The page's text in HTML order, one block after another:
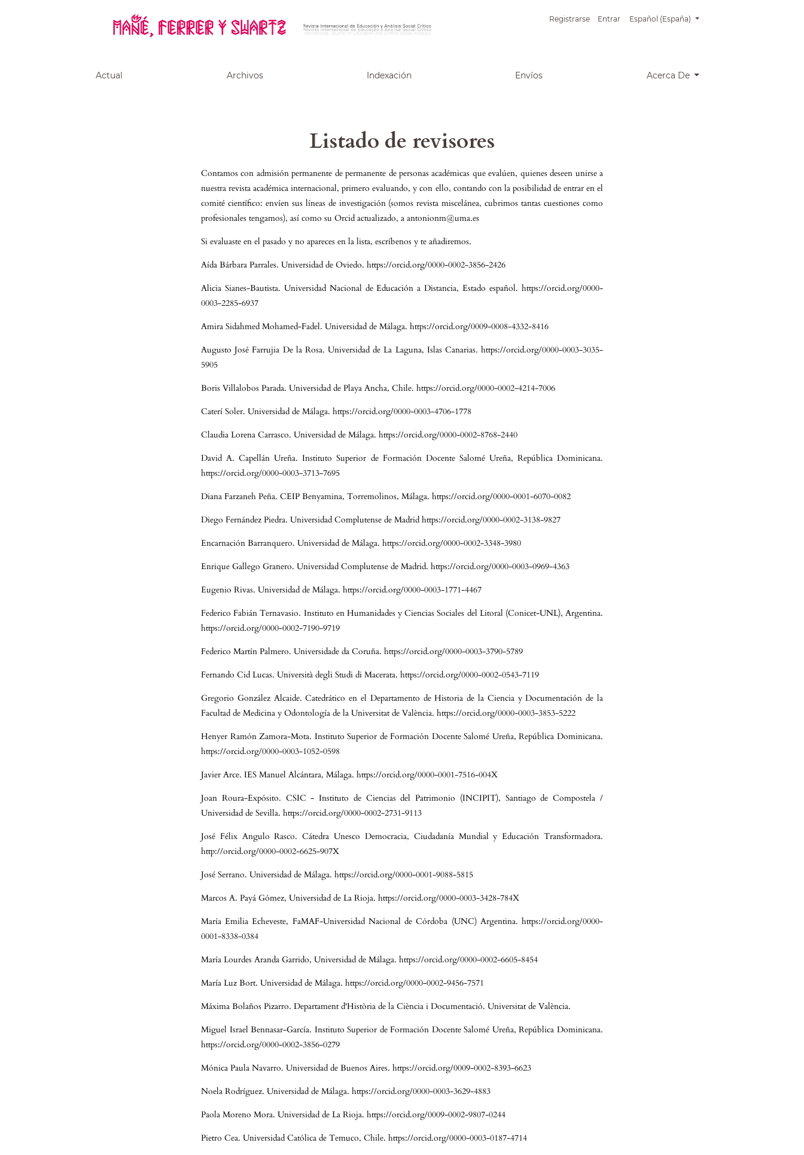
Registrarse Entrar Español (España)
Actual Archivos Indexación Envíos Acerca De
Listado de revisores
Contamos con admisión permanente de permanente de personas académicas que evalúen, quienes deseen unirse a
nuestra revista académica internacional, primero evaluando, y con ello, contando con la posibilidad de entrar en el
comité científico: envíen sus líneas de investigación (somos revista miscelánea, cubrimos tantas cuestiones como
profesionales tengamos), así como su Orcid actualizado, a antonionm@uma.es
Si evaluaste en el pasado y no apareces en la lista, escríbenos y te añadiremos.
Aída Bárbara Parrales. Universidad de Oviedo. https://orcid.org/0000-0002-3856-2426
Alicia Sianes-Bautista. Universidad Nacional de Educación a Distancia, Estado español. https://orcid.org/0000-
0003-2285-6937
Amira Sidahmed Mohamed-Fadel. Universidad de Málaga. https://orcid.org/0009-0008-4332-8416
Augusto José Farrujia De la Rosa. Universidad de La Laguna, Islas Canarias. https://orcid.org/0000-0003-3035-
5905
Boris Villalobos Parada. Universidad de Playa Ancha, Chile. https://orcid.org/0000-0002-4214-7006
Caterí Soler. Universidad de Málaga. https://orcid.org/0000-0003-4706-1778
Claudia Lorena Carrasco. Universidad de Málaga. https://orcid.org/0000-0002-8768-2440
David A. Capellán Ureña. Instituto Superior de Formación Docente Salomé Ureña, República Dominicana.
https://orcid.org/0000-0003-3713-7695
Diana Farzaneh Peña. CEIP Benyamina, Torremolinos, Málaga. https://orcid.org/0000-0001-6070-0082
Diego Fernández Piedra. Universidad Complutense de Madrid https://orcid.org/0000-0002-3138-9827
Encarnación Barranquero. Universidad de Málaga. https://orcid.org/0000-0002-3348-3980
Enrique Gallego Granero. Universidad Complutense de Madrid. https://orcid.org/0000-0003-0969-4363
Eugenio Rivas. Universidad de Málaga. https://orcid.org/0000-0003-1771-4467
Federico Fabián Ternavasio. Instituto en Humanidades y Ciencias Sociales del Litoral (Conicet-UNL), Argentina.
https://orcid.org/0000-0002-7190-9719
Federico Martín Palmero. Universidade da Coruña. https://orcid.org/0000-0003-3790-5789
Fernando Cid Lucas. Università degli Studi di Macerata. https://orcid.org/0000-0002-0543-7119
Gregorio González Alcaide. Catedrático en el Departamento de Historia de la Ciencia y Documentación de la
Facultad de Medicina y Odontología de la Universitat de València. https://orcid.org/0000-0003-3853-5222
Henyer Ramón Zamora-Mota. Instituto Superior de Formación Docente Salomé Ureña, República Dominicana.
https://orcid.org/0000-0003-1052-0598
Javier Arce. IES Manuel Alcántara, Málaga. https://orcid.org/0000-0001-7516-004X
Joan Roura-Expósito. CSIC - Instituto de Ciencias del Patrimonio (INCIPIT), Santiago de Compostela /
Universidad de Sevilla. https://orcid.org/0000-0002-2731-9113
José Félix Angulo Rasco. Cátedra Unesco Democracia, Ciudadanía Mundial y Educación Transformadora.
http://orcid.org/0000-0002-6625-907X
José Serrano. Universidad de Málaga. https://orcid.org/0000-0001-9088-5815
Marcos A. Payá Gómez, Universidad de La Rioja. https://orcid.org/0000-0003-3428-784X
María Emilia Echeveste, FaMAF-Universidad Nacional de Córdoba (UNC) Argentina. https://orcid.org/0000-
0001-8338-0384
María Lourdes Aranda Garrido, Universidad de Málaga. https://orcid.org/0000-0002-6605-8454
María Luz Bort. Universidad de Málaga. https://orcid.org/0000-0002-9456-7571
Máxima Bolaños Pizarro. Departament d'Història de la Ciència i Documentació. Universitat de València.
Miguel Israel Bennasar-García. Instituto Superior de Formación Docente Salomé Ureña, República Dominicana.
https://orcid.org/0000-0002-3856-0279
Mónica Paula Navarro. Universidad de Buenos Aires. https://orcid.org/0009-0002-8393-6623
Noela Rodríguez. Universidad de Málaga. https://orcid.org/0000-0003-3629-4883
Paola Moreno Mora. Universidad de La Rioja. https://orcid.org/0009-0002-9807-0244
Pietro Cea. Universidad Católica de Temuco, Chile. https://orcid.org/0000-0003-0187-4714